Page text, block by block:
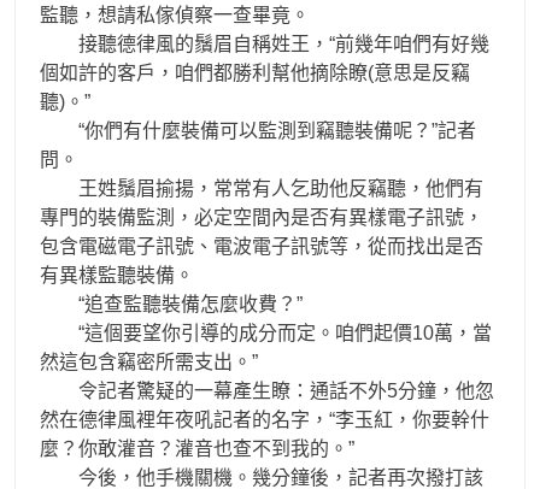
監聽，想請私傢偵察一查畢竟。
接聽德律風的鬚眉自稱姓王，“前幾年咱們有好幾
個如許的客戶，咱們都勝利幫他摘除瞭(意思是反竊
聽)。”
“你們有什麼裝備可以監測到竊聽裝備呢？”記者
問。
王姓鬚眉揄揚，常常有人乞助他反竊聽，他們有
專門的裝備監測，必定空間內是否有異樣電子訊號，
包含電磁電子訊號、電波電子訊號等，從而找出是否
有異樣監聽裝備。
“追查監聽裝備怎麼收費？”
“這個要望你引導的成分而定。咱們起價10萬，當
然這包含竊密所需支出。”
令記者驚疑的一幕產生瞭：通話不外5分鐘，他忽
然在德律風裡年夜吼記者的名字，“李玉紅，你要幹什
麼？你敢灌音？灌音也查不到我的。”
今後，他手機關機。幾分鐘後，記者再次撥打該